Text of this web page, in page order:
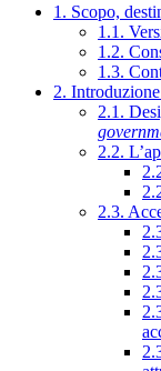
1. Scopo,
1.1.
1.2.
1.3.
2.
2.1.
2.2.
2.3.